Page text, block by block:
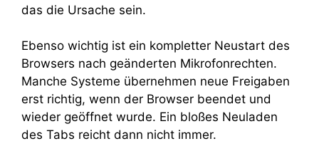
das die Ursache sein.
Ebenso wichtig ist ein kompletter Neustart des
Browsers nach geänderten Mikrofonrechten.
Manche Systeme übernehmen neue Freigaben
erst richtig, wenn der Browser beendet und
wieder geöffnet wurde. Ein bloßes Neuladen
des Tabs reicht dann nicht immer.